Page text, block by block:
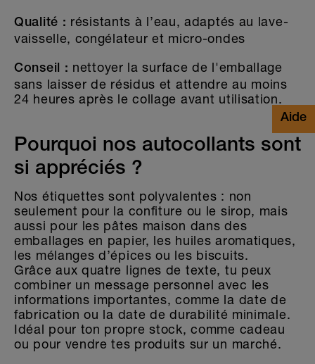
Qualité : résistants à l’eau, adaptés au lave-
vaisselle, congélateur et micro-ondes
Conseil : nettoyer la surface de l'emballage
sans laisser de résidus et attendre au moins
24 heures après le collage avant utilisation.
Pourquoi nos autocollants sont
si appréciés ?
Nos étiquettes sont polyvalentes : non
seulement pour la confiture ou le sirop, mais
aussi pour les pâtes maison dans des
emballages en papier, les huiles aromatiques,
les mélanges d’épices ou les biscuits.
Grâce aux quatre lignes de texte, tu peux
combiner un message personnel avec les
informations importantes, comme la date de
fabrication ou la date de durabilité minimale.
Idéal pour ton propre stock, comme cadeau
ou pour vendre tes produits sur un marché.